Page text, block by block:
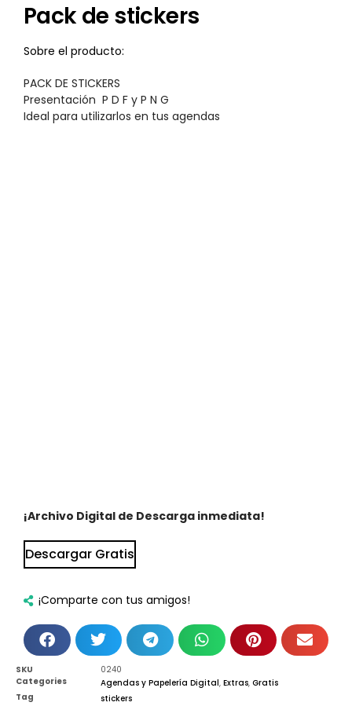
Pack de stickers
Sobre el producto:
PACK DE STICKERS
Presentación P D F y P N G
Ideal para utilizarlos en tus agendas
¡Archivo Digital de Descarga inmediata!
Descargar Gratis
¡Comparte con tus amigos!
SKU
0240
Categories
Agendas y Papelería Digital, Extras, Gratis
Tag
stickers